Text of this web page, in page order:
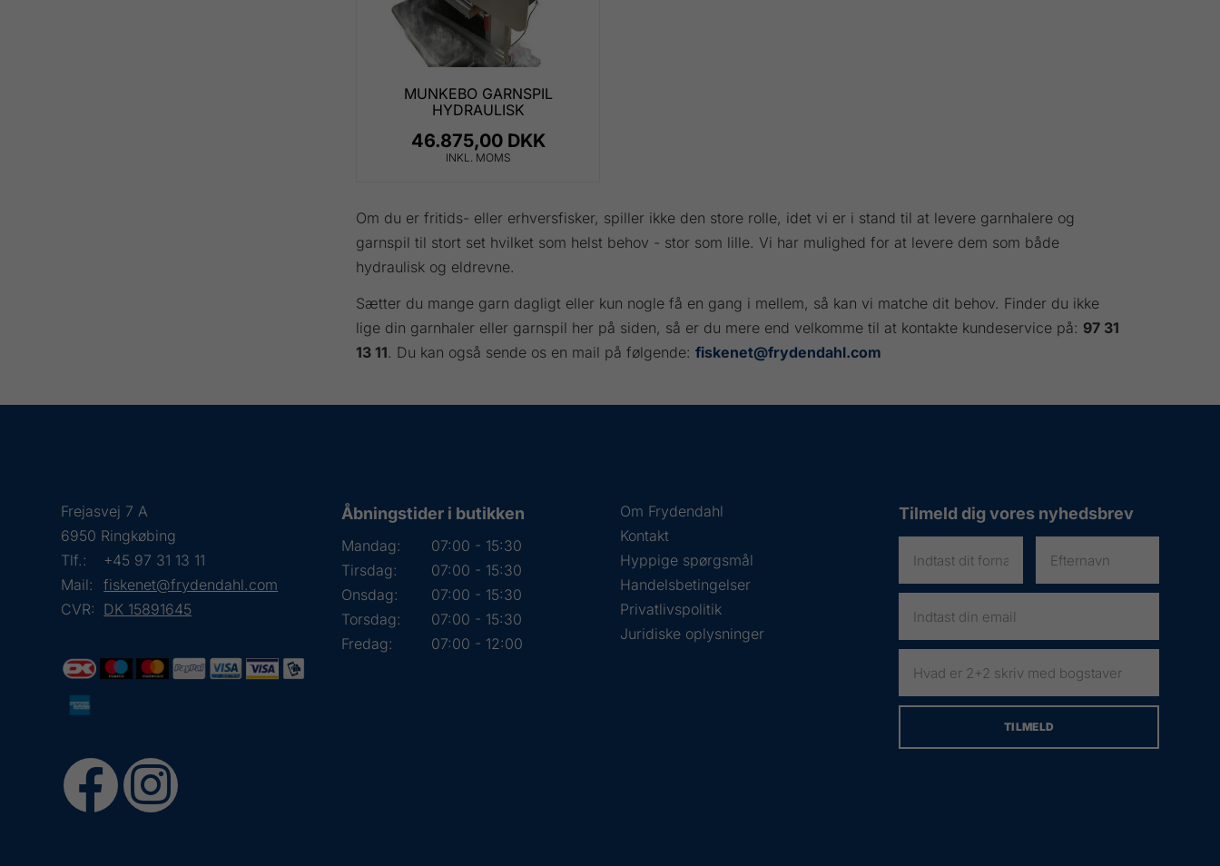
MUNKEBO GARNSPIL
HYDRAULISK
46.875,00 DKK
INKL. MOMS
Om du er fritids- eller erhversfisker, spiller ikke den store rolle, idet vi er i stand til at levere garnhalere og
garnspil til stort set hvilket som helst behov - stor som lille. Vi har mulighed for at levere dem som både
hydraulisk og eldrevne.
Sætter du mange garn dagligt eller kun nogle få en gang i mellem, så kan vi matche dit behov. Finder du ikke
lige din garnhaler eller garnspil her på siden, så er du mere end velkomme til at kontakte kundeservice på: 97 31
13 11. Du kan også sende os en mail på følgende: fiskenet@frydendahl.com
Frejasvej 7 A
6950 Ringkøbing
Tlf.:
+45 97 31 13 11
Mail:
fiskenet@frydendahl.com
CVR: DK 15891645
Åbningstider i butikken
Mandag:
07:00 - 15:30
Tirsdag:
07:00 - 15:30
Onsdag:
07:00 - 15:30
Torsdag:
07:00 - 15:30
Fredag:
07:00 - 12:00
Om Frydendahl
Kontakt
Hyppige spørgsmål
Handelsbetingelser
Privatlivspolitik
Juridiske oplysninger
Tilmeld dig vores nyhedsbrev